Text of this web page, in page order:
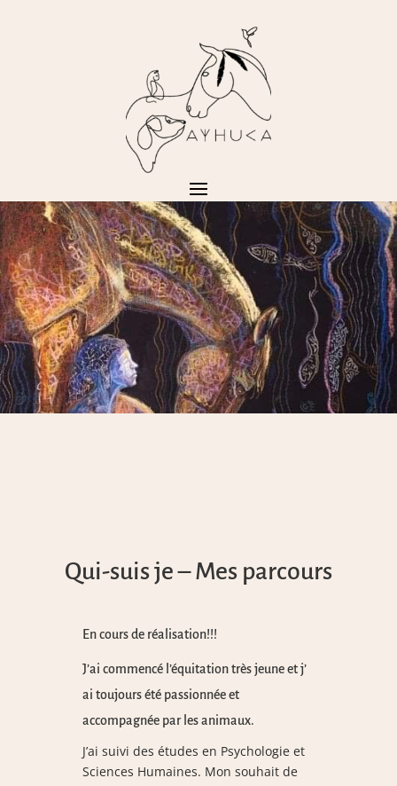
Qui-suis je – Mes parcours
En cours de réalisation!!!
J’ai commencé l’équitation très jeune et j’
ai toujours été passionnée et
accompagnée par les animaux.
J’ai suivi des études en Psychologie et
Sciences Humaines. Mon souhait de